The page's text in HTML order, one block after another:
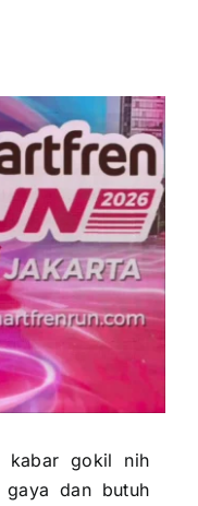
kabar gokil nih
dan butuh